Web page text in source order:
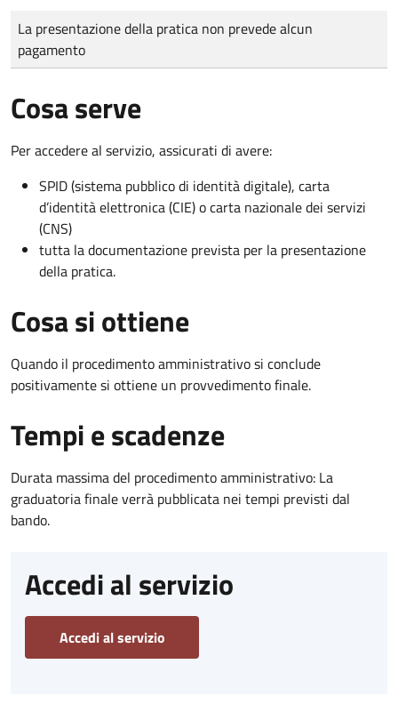
Tipo di pagamento
Importo
La presentazione della pratica non prevede alcun
pagamento
Cosa serve
Per accedere al servizio, assicurati di avere:
SPID (sistema pubblico di identità digitale), carta
d’identità elettronica (CIE) o carta nazionale dei servizi
(CNS)
tutta la documentazione prevista per la presentazione
della pratica.
Cosa si ottiene
Quando il procedimento amministrativo si conclude
positivamente si ottiene un provvedimento finale.
Tempi e scadenze
Durata massima del procedimento amministrativo: La
graduatoria finale verrà pubblicata nei tempi previsti dal
bando.
Accedi al servizio
Accedi al servizio